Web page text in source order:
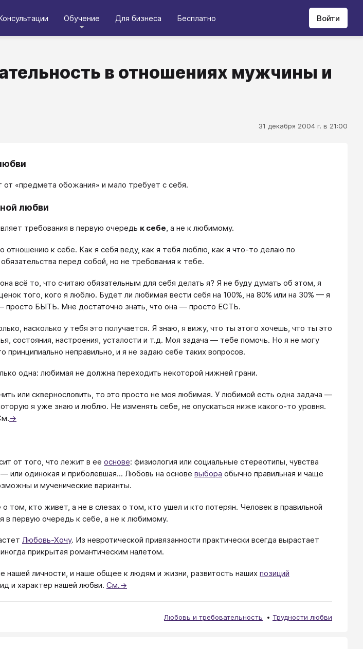
Обучение Для бизнеса Бесплатно Войти
в отношениях мужчины и
31 декабря 2004 г. в 21:00
«предмета обожания» и мало требует с себя.
любви
требования в первую очередь к себе, а не к любимому.
отношению к себе. Как я себя веду, как я тебя люблю, как я что-то делаю по
перед собой, но не требования к тебе.
всё то, что считаю обязательным для себя делать я? Я не буду думать об этом, я
того, кого я люблю. Будет ли любимая вести себя на 100%, на 80% или на 30% — я
просто БЫТЬ. Мне достаточно знать, что она — просто ЕСТЬ.
насколько у тебя это получается. Я знаю, я вижу, что ты этого хочешь, что ты это
состояния, настроения, усталости и т.д. Моя задача — тебе помочь. Но я не могу
принципиально неправильно, и я не задаю себе таких вопросов.
одна: любимая не должна переходить некоторой нижней грани.
или сквернословить, то это просто не моя любимая. У любимой есть одна задача —
я уже знаю и люблю. Не изменять себе, не опускаться ниже какого-то уровня.
→
от того, что лежит в ее основе: физиология или социальные стереотипы, чувства
или одинокая и приболевшая... Любовь на основе выбора обычно правильная и чаще
и мученические варианты.
том, кто живет, а не в слезах о том, кто ушел и кто потерян. Человек в правильной
в первую очередь к себе, а не к любимому.
Любовь-Хочу. Из невротической привязанности практически всегда вырастает
прикрытая романтическим налетом.
личности, и наше общее к людям и жизни, развитость наших позиций
и характер нашей любви. См.→
Любовь и требовательность Трудности любви